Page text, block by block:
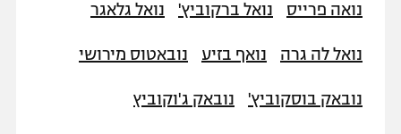
נואה פרייס נואל ברקוביץ' נואל גלאגר
נואל לה גרה נואף בזיע נובאטוס מירושי
נובאק בוסקוביץ' נובאק ג'וקוביץ